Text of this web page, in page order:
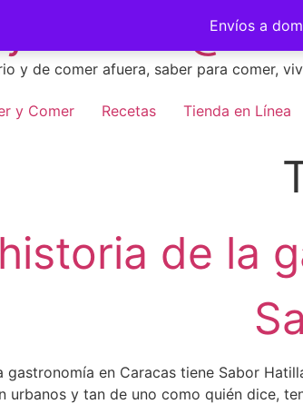
Envíos a
y Comer -
y de comer afuera, saber para comer,
y Comer Recetas Tienda en Línea
de la
gastronomía en Caracas tiene Sabor
urbanos y tan de uno como quién dice,